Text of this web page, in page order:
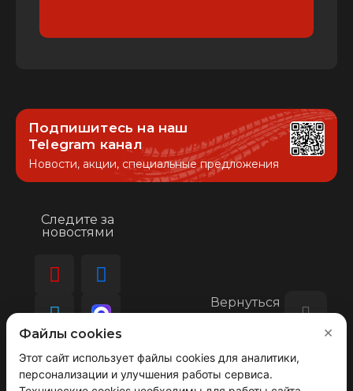
Подпишитесь на наш
Telegram канал
Новости, акции, специальные предложения
Следите за
новостями
Вернуться
© 2008-2026 АВТОГРАД ТЕХНОЛОДЖИ
Файлы cookies
Этот сайт использует файлы cookies для аналитики,
персонализации и улучшения работы сервиса.
×